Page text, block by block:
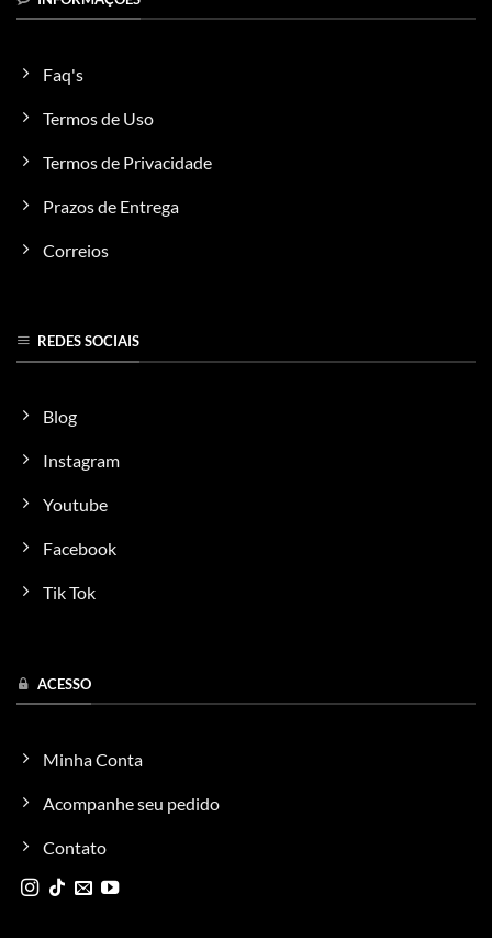
Faq's
Termos de Uso
Termos de Privacidade
Prazos de Entrega
Correios
REDES SOCIAIS
Blog
Instagram
Youtube
Facebook
Tik Tok
ACESSO
Minha Conta
Acompanhe seu pedido
Contato